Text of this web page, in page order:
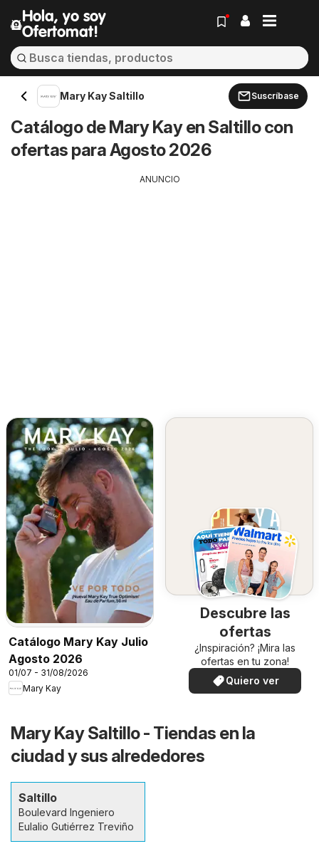
Hola, yo soy
Ofertomat!
Mary Kay Saltillo Suscríbase
Catálogo de Mary Kay en Saltillo con
ofertas para Agosto 2026
ANUNCIO
Catálogo Mary Kay Julio
Agosto 2026
01/07 - 31/08/2026
Mary Kay
Descubre las
ofertas
¿Inspiración? ¡Mira las
ofertas en tu zona!
Quiero ver
Mary Kay Saltillo - Tiendas en la
ciudad y sus alrededores
Saltillo
Boulevard Ingeniero
Eulalio Gutiérrez Treviño